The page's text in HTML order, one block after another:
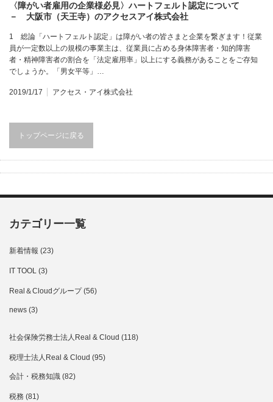
〈障がい者雇用の企業様必見〉ハートフェルト認定について
－ 大阪市（天王寺）のアクセスアイ株式会社
1 総論「ハートフェルト認定」は障がい者の皆さまと企業を繋ぎます！従業
員が一定数以上の規模の事業主は、従業員に占める身体障害者・知的障害
者・精神障害者の割合を「法定雇用率」以上にする義務があることをご存知
でしょうか。「男女平等」…
2019/1/17 アクセス・アイ株式会社
トップページに戻る
カテゴリー一覧
新着情報 (23)
IT TOOL (3)
Real＆Cloudグループ(56)
news (3)
社会保険労務士法人Real & Cloud (118)
税理士法人Real & Cloud (95)
会計・税務知識 (82)
税務 (81)